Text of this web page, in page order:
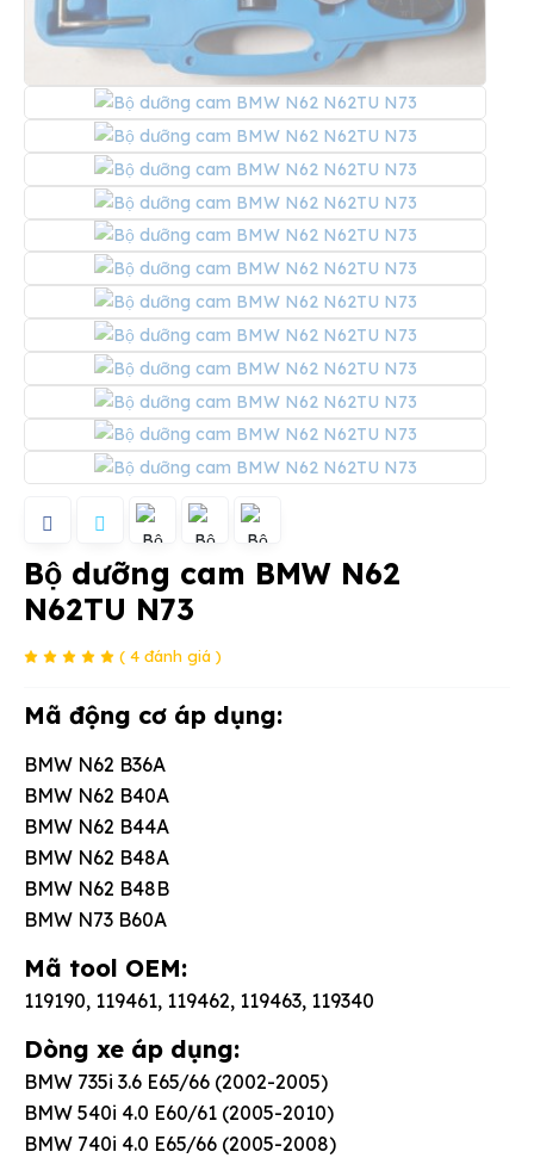
Bộ dưỡng cam BMW N62
N62TU N73
( 4 đánh giá )
Mã động cơ áp dụng:
BMW N62 B36A
BMW N62 B40A
BMW N62 B44A
BMW N62 B48A
BMW N62 B48B
BMW N73 B60A
Mã tool OEM:
119190, 119461, 119462, 119463, 119340
Dòng xe áp dụng:
BMW 735i 3.6 E65/66 (2002-2005)
BMW 540i 4.0 E60/61 (2005-2010)
BMW 740i 4.0 E65/66 (2005-2008)